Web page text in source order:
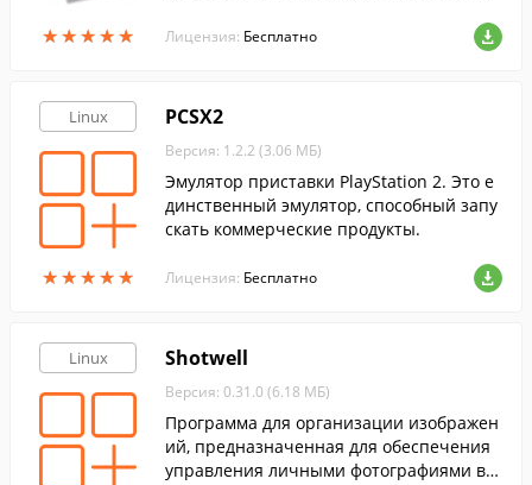
★★★★★
★★★★★ Лицензия: Бесплатно
Linux
★★★★★
★★★★★
PCSX2
Версия: 1.2.2 (3.06 МБ)
Эмулятор приставки PlayStation 2. Это е
динственный эмулятор, способный запу
скать коммерческие продукты.
Лицензия: Бесплатно
Linux Shotwell
Версия: 0.31.0 (6.18 МБ)
Программа для организации изображен
ий, предназначенная для обеспечения
управления личными фотографиями в о